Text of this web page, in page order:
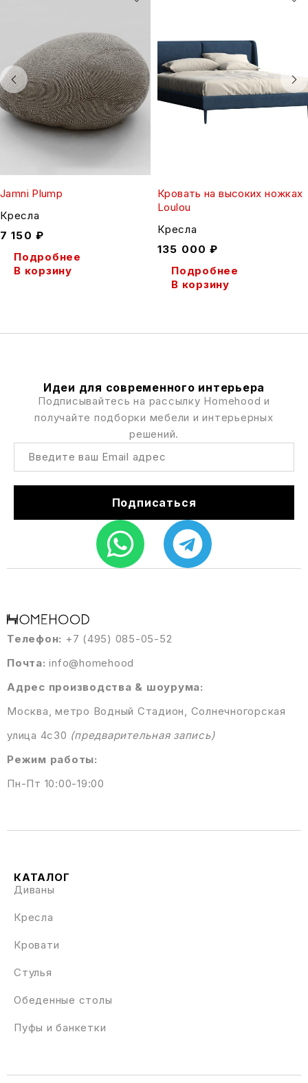
Jamni Plump
Кресла
7 150 ₽
Подробнее
В корзину
Кровать на высоких ножках
Loulou
Кресла
135 000 ₽
Подробнее
В корзину
Телефон: +7 (495) 085-05-52
Почта: info@homehood
Адрес производства & шоурума:
Москва, метро Водный Стадион, Солнечногорская
улица 4с30 (предварительная запись)
Режим работы:
Пн-Пт 10:00-19:00
КАТАЛОГ
Диваны
Кресла
Кровати
Стулья
Обеденные столы
Пуфы и банкетки
Идеи для современного интерьера
Подписывайтесь на рассылку Homehood и
получайте подборки мебели и интерьерных
решений.
Подписаться